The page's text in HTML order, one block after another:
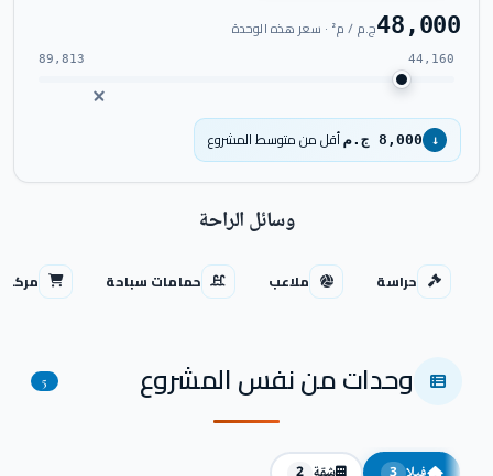
48,000ج.م / م² · سعر هذه الوحدة
44,160
89,813
↓ 8,000 ج.م أقل من متوسط المشروع
وسائل الراحة
حراسة ملاعب حمامات سباحة مركز
وحدات من نفس المشروع 5